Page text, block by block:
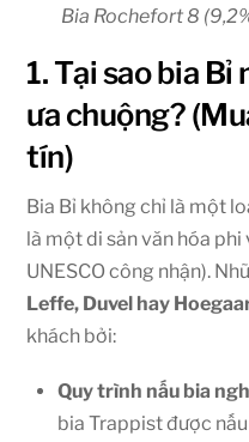
Bia Rochefort 8
1. Tại sao bia
ưa chuộng?
tín)
Bia Bỉ không chỉ là một
là một di sản văn hóa
UNESCO công nhận).
Leffe, Duvel hay
khách bởi:
Quy trình nấu bia
bia Trappist được